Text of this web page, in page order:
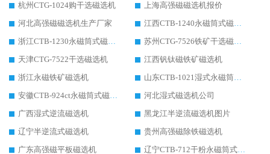
杭州CTG-1024购干选磁选机
上海高强磁磁选机报价
河北高强磁磁选机生产厂家
江西CTB-1240永磁筒式磁选机厂家
浙江CTB-1230永磁筒式磁选机生产厂家
苏州CTG-7526铁矿干选磁选机
天津CTG-7522干选磁选机
江西钒钛磁铁矿磁选机
浙江永磁铁矿磁选机
山东CTB-1021湿式永磁筒式磁选机
安徽CTB-924ct永磁筒式磁选机
河北湿式磁选机公司
广西湿式逆流磁选机
黑龙江半逆流磁选机图片
辽宁半逆流式磁选机
贵州高强磁除铁磁选机
广东高强磁平板磁选机
辽宁CTB-712干粉永磁筒式磁选机